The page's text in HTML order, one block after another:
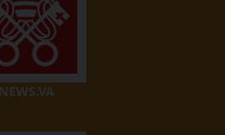
NEWS.VA